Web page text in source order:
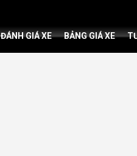
ĐÁNH GIÁ XE BẢNG GIÁ XE